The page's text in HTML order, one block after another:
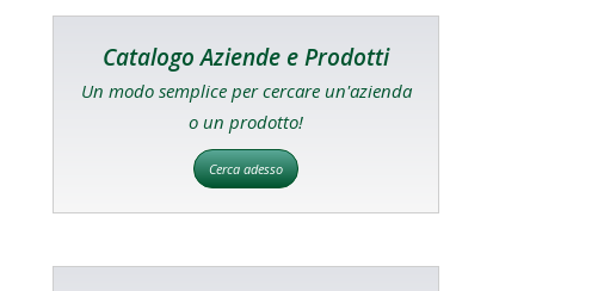
Catalogo Aziende e Prodotti
Un modo semplice per cercare un'azienda
o un prodotto!
Cerca adesso